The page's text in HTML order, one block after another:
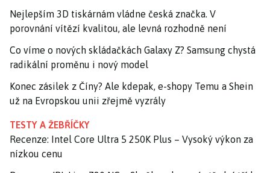
Nejlepším 3D tiskárnám vládne česká značka. V
porovnání vítězí kvalitou, ale levná rozhodně není
Co víme o nových skládačkách Galaxy Z? Samsung chystá
radikální proměnu i nový model
Konec zásilek z Číny? Ale kdepak, e-shopy Temu a Shein
už na Evropskou unii zřejmě vyzrály
TESTY A ŽEBŘÍČKY
Recenze: Intel Core Ultra 5 250K Plus – Vysoký výkon za
nízkou cenu